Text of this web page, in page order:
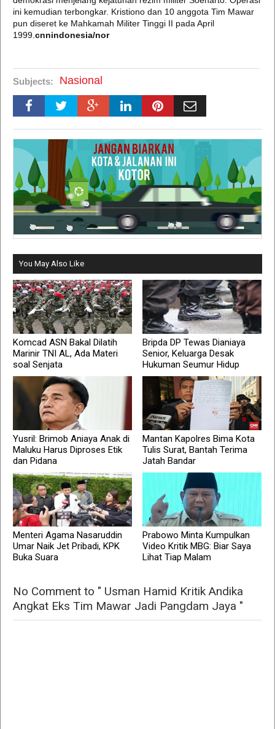
ini kemudian terbongkar. Kristiono dan 10 anggota Tim Mawar
pun diseret ke Mahkamah Militer Tinggi II pada April
1999. cnnindonesia/nor
Subjects: Nasional
You May Also Like
Komcad ASN Bakal Dilatih
Marinir TNI AL, Ada Materi
soal Senjata
Bripda DP Tewas Dianiaya
Senior, Keluarga Desak
Hukuman Seumur Hidup
Yusril: Brimob Aniaya Anak di
Maluku Harus Diproses Etik
dan Pidana
Mantan Kapolres Bima Kota
Tulis Surat, Bantah Terima
Jatah Bandar
Menteri Agama Nasaruddin
Umar Naik Jet Pribadi, KPK
Buka Suara
Prabowo Minta Kumpulkan
Video Kritik MBG: Biar Saya
Lihat Tiap Malam
No Comment to " Usman Hamid Kritik Andika
Angkat Eks Tim Mawar Jadi Pangdam Jaya "